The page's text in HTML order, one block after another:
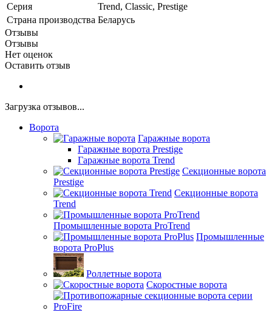
Серия
Trend, Classic, Prestige
Страна производства Беларусь
Отзывы
Отзывы
Нет оценок
Оставить отзыв
Загрузка отзывов...
Ворота
Гаражные ворота
Гаражные ворота Prestige
Гаражные ворота Trend
Секционные ворота
Prestige
Секционные ворота
Trend
Промышленные ворота ProTrend
Промышленные
ворота ProPlus
Роллетные ворота
Скоростные ворота